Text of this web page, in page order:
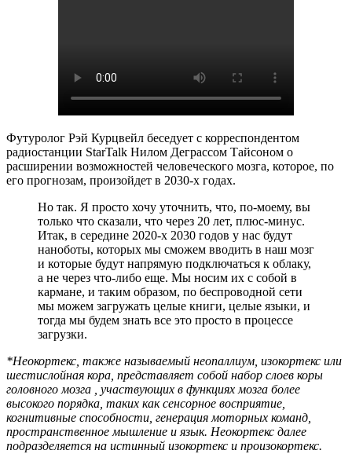
Футуролог Рэй Курцвейл беседует с корреспондентом
радиостанции StarTalk Нилом Деграссом Тайсоном о
расширении возможностей человеческого мозга, которое, по
его прогнозам, произойдет в 2030-х годах.
Но так. Я просто хочу уточнить, что, по-моему, вы
только что сказали, что через 20 лет, плюс-минус.
Итак, в середине 2020-х 2030 годов у нас будут
наноботы, которых мы сможем вводить в наш мозг
и которые будут напрямую подключаться к облаку,
а не через что-либо еще. Мы носим их с собой в
кармане, и таким образом, по беспроводной сети
мы можем загружать целые книги, целые языки, и
тогда мы будем знать все это просто в процессе
загрузки.
*Неокортекс, также называемый неопаллиум, изокортекс или
шестислойная кора, представляет собой набор слоев коры
головного мозга , участвующих в функциях мозга более
высокого порядка, таких как сенсорное восприятие,
когнитивные способности, генерация моторных команд,
пространственное мышление и язык. Неокортекс далее
подразделяется на истинный изокортекс и произокортекс.